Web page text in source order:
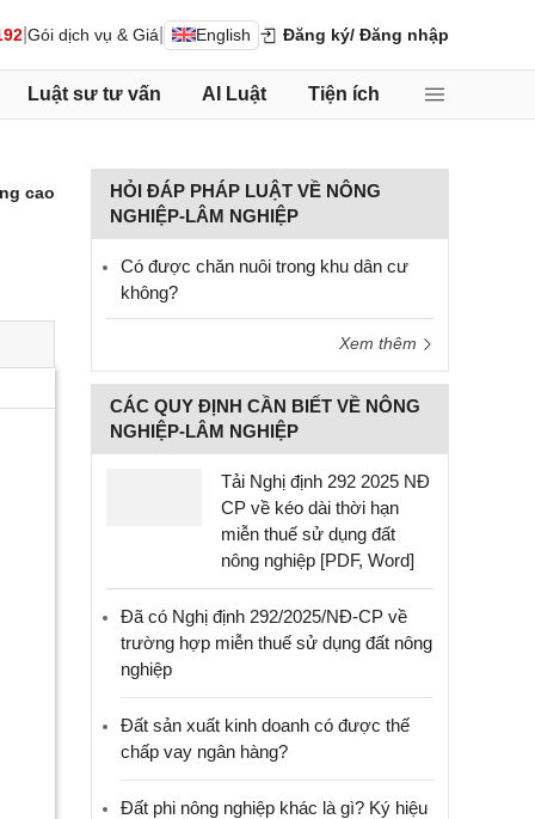
Gói dịch vụ & Giá English Đăng ký/ Đăng nhập
Luật sư tư vấn AI Luật Tiện ích
cao
HỎI ĐÁP PHÁP LUẬT VỀ NÔNG
NGHIỆP-LÂM NGHIỆP
Có được chăn nuôi trong khu dân cư
không?
Xem thêm
CÁC QUY ĐỊNH CẦN BIẾT VỀ NÔNG
NGHIỆP-LÂM NGHIỆP
Tải Nghị định 292 2025 NĐ
CP về kéo dài thời hạn
miễn thuế sử dụng đất
nông nghiệp [PDF, Word]
Đã có Nghị định 292/2025/NĐ-CP về
trường hợp miễn thuế sử dụng đất nông
nghiệp
Đất sản xuất kinh doanh có được thế
chấp vay ngân hàng?
Đất phi nông nghiệp khác là gì? Ký hiệu